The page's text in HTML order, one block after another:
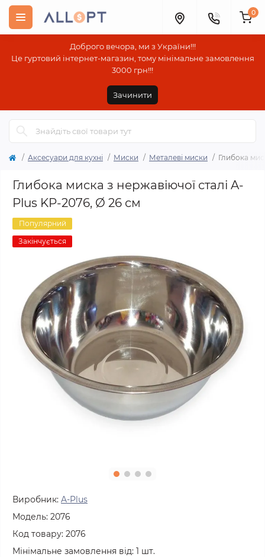
Доброго вечора, ми з України!!!
Це гуртовий інтернет-магазин, тому мінімальне замовлення
3000 грн!!!
Зачинити
0
Аксесуари для кухні Миски Металеві миски Глибока
Глибока миска з нержавіючої сталі A-
Plus KP-2076, Ø 26 см
Популярний
Закінчується
Виробник: A-Plus
Модель: 2076
Код товару: 2076
Мінімальне замовлення від: 1 шт.